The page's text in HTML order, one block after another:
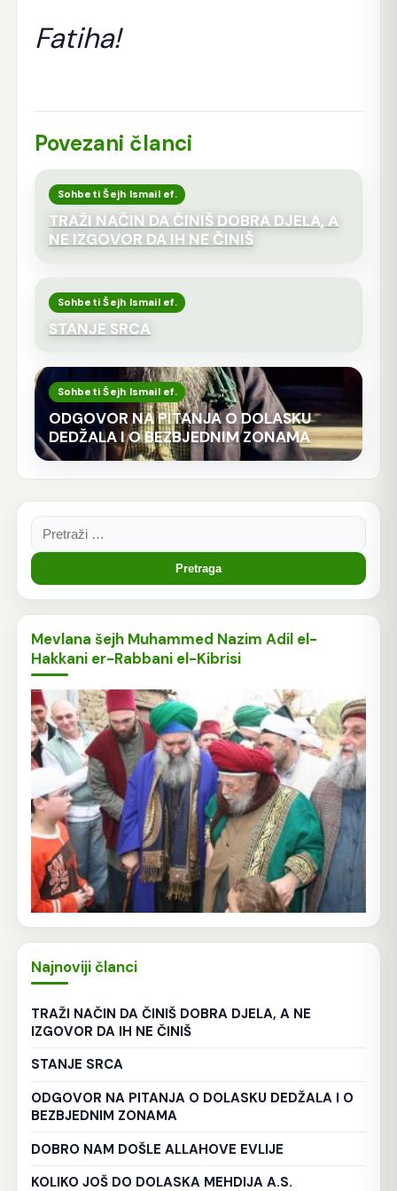
Fatiha!
Povezani članci
Sohbeti Šejh Ismail ef.
TRAŽI NAČIN DA ČINIŠ DOBRA DJELA, A
NE IZGOVOR DA IH NE ČINIŠ
Sohbeti Šejh Ismail ef.
STANJE SRCA
Sohbeti Šejh Ismail ef.
ODGOVOR NA PITANJA O DOLASKU
DEDŽALA I O BEZBJEDNIM ZONAMA
Pretraga:
Mevlana šejh Muhammed Nazim Adil el-
Hakkani er-Rabbani el-Kibrisi
Najnoviji članci
TRAŽI NAČIN DA ČINIŠ DOBRA DJELA, A NE
IZGOVOR DA IH NE ČINIŠ
STANJE SRCA
ODGOVOR NA PITANJA O DOLASKU DEDŽALA I O
BEZBJEDNIM ZONAMA
DOBRO NAM DOŠLE ALLAHOVE EVLIJE
KOLIKO JOŠ DO DOLASKA MEHDIJA A.S.